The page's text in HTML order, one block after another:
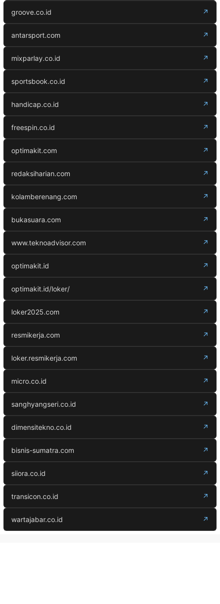
groove.co.id ↗
antarsport.com ↗
mixparlay.co.id ↗
sportsbook.co.id ↗
handicap.co.id ↗
freespin.co.id ↗
optimakit.com ↗
redaksiharian.com ↗
kolamberenang.com ↗
bukasuara.com ↗
www.teknoadvisor.com ↗
optimakit.id ↗
optimakit.id/loker/ ↗
loker2025.com ↗
resmikerja.com ↗
loker.resmikerja.com ↗
micro.co.id ↗
sanghyangseri.co.id ↗
dimensitekno.co.id ↗
bisnis-sumatra.com ↗
siiora.co.id ↗
transicon.co.id ↗
wartajabar.co.id ↗